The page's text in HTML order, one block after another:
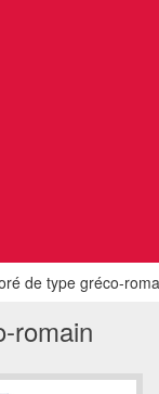
de type gréco-
romain